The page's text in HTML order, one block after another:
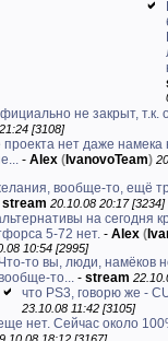
не закрыт, т.к.
[3108]
нет даже намека
- Alex ( IvanovoTeam)
вообще-то, ещё
stream 20.10.08 20:17 [3234]
на сегодня
5-72 нет. - Alex (
10:54 [2995]
Что-то вы, люди, намёков
то... - stream
что PS3, говорю же -
23.10.08 11:42 [3105]
нет. Сейчас около